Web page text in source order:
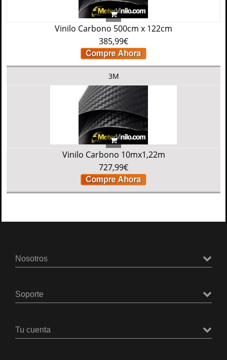
Vinilo Carbono 500cm x 122cm
385,99€
3M
Vinilo Carbono 10mx1,22m
727,99€
Nosotros
Soporte
Tu cuenta